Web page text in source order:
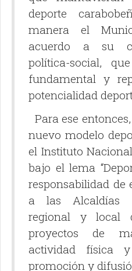
deporte
manera el
acuerdo a su
política-social,
fundamental y
potencialidad
Para ese
nuevo modelo
el Instituto
bajo el lema
responsabilidad de
a las Alcaldías
regional y local
proyectos de
actividad física
promoción y